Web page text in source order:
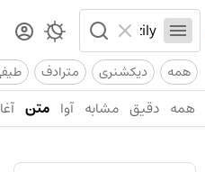
همه دیکشنری مترادف
همه دقیق مشابه آوا متن